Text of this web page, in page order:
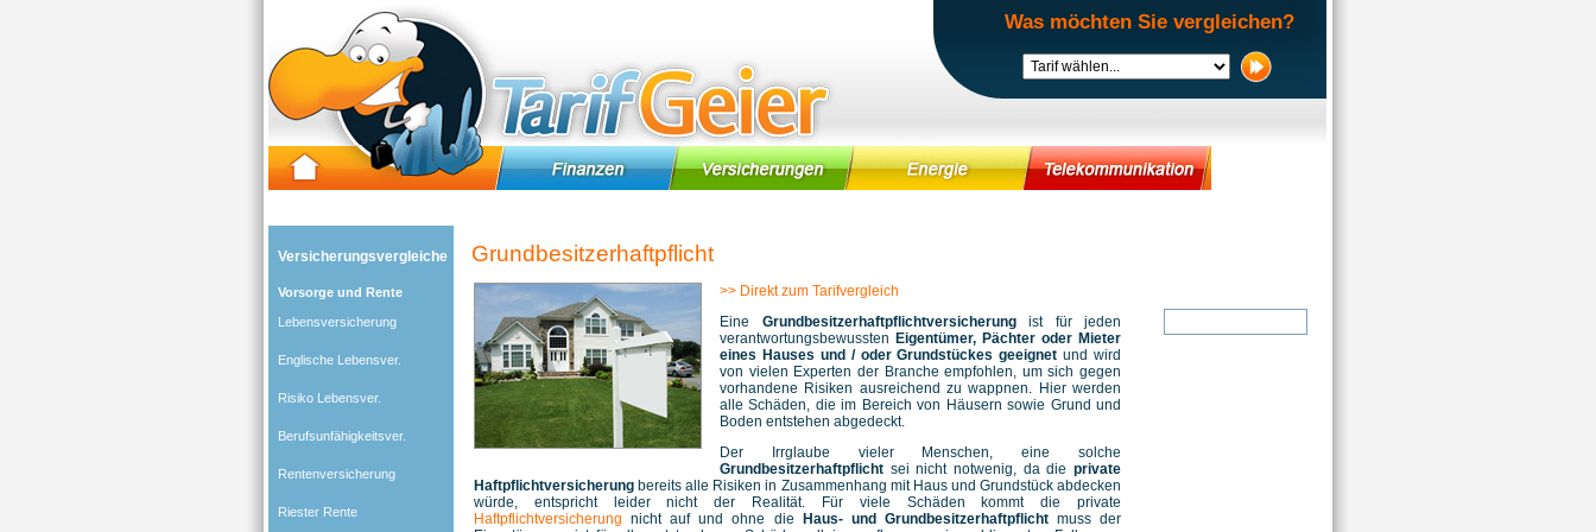
Was möchten Sie vergleichen?
Versicherungsvergleiche
Vorsorge und Rente
Lebensversicherung
Englische Lebensver.
Risiko Lebensver.
Berufsunfähigkeitsver.
Rentenversicherung
Riester Rente
Grundbesitzerhaftpflicht
>> Direkt zum Tarifvergleich
Eine Grundbesitzerhaftpflichtversicherung ist für jeden
verantwortungsbewussten Eigentümer, Pächter oder Mieter
eines Hauses und / oder Grundstückes geeignet und wird
von vielen Experten der Branche empfohlen, um sich gegen
vorhandene Risiken ausreichend zu wappnen. Hier werden
alle Schäden, die im Bereich von Häusern sowie Grund und
Boden entstehen abgedeckt.
Der Irrglaube vieler Menschen, eine solche
Grundbesitzerhaftpflicht sei nicht notwenig, da dieprivate
Haftpflichtversicherung bereits alle Risiken in Zusammenhang mit Haus und Grundstück abdecken
würde, entspricht leider nicht der Realität. Für viele Schäden kommt die private
Haftpflichtversicherung nicht auf und ohne die Haus- und Grundbesitzerhaftpflichtmuss der